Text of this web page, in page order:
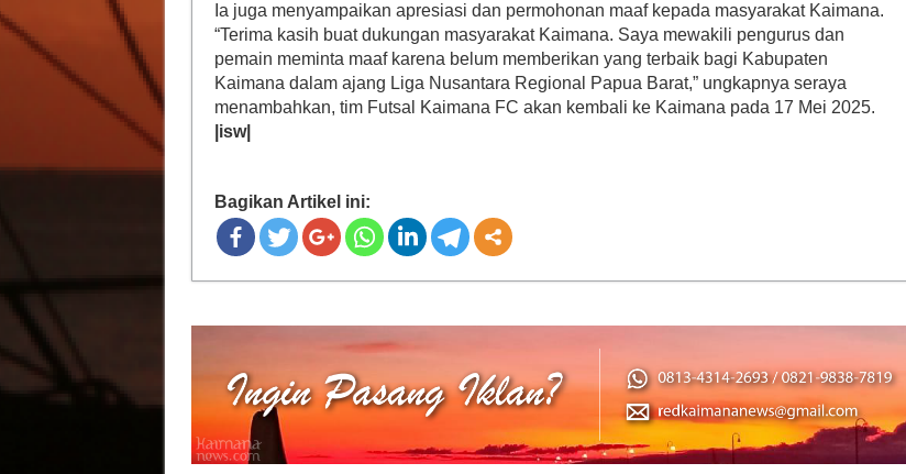
Ia juga menyampaikan apresiasi dan permohonan maaf kepada masyarakat Kaimana.
“Terima kasih buat dukungan masyarakat Kaimana. Saya mewakili pengurus dan
pemain meminta maaf karena belum memberikan yang terbaik bagi Kabupaten
Kaimana dalam ajang Liga Nusantara Regional Papua Barat,” ungkapnya seraya
menambahkan, tim Futsal Kaimana FC akan kembali ke Kaimana pada 17 Mei 2025.
|isw|
Bagikan Artikel ini: